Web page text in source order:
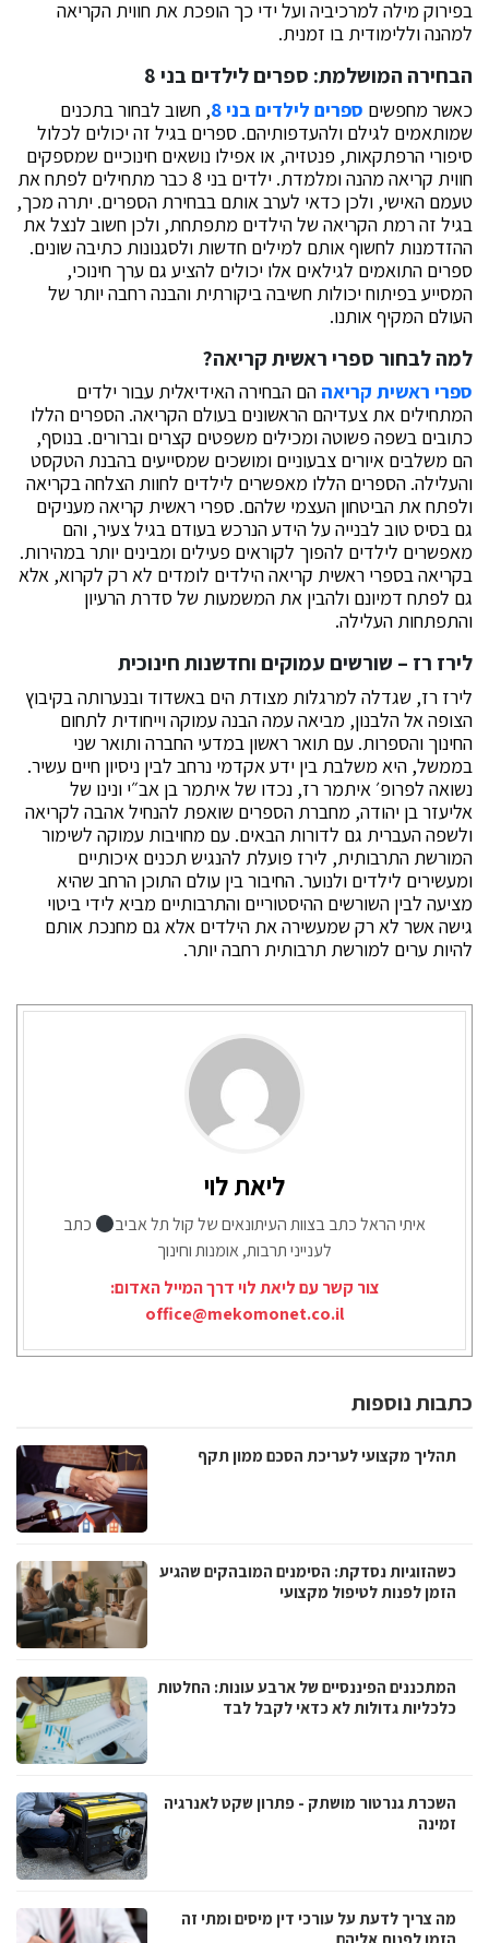
בפירוק מילה למרכיביה ועל ידי כך הופכת את חווית הקריאה
למהנה וללימודית בו זמנית.
הבחירה המושלמת: ספרים לילדים בני 8
כאשר מחפשים ספרים לילדים בני 8
, חשוב לבחור בתכנים
שמותאמים לגילם ולהעדפותיהם. ספרים בגיל זה יכולים לכלול
סיפורי הרפתקאות, פנטזיה, או אפילו נושאים חינוכיים שמספקים
חווית קריאה מהנה ומלמדת. ילדים בני 8 כבר מתחילים לפתח את
טעמם האישי, ולכן כדאי לערב אותם בבחירת הספרים. יתרה מכך,
בגיל זה רמת הקריאה של הילדים מתפתחת, ולכן חשוב לנצל את
ההזדמנות לחשוף אותם למילים חדשות ולסגנונות כתיבה שונים.
ספרים התואמים לגילאים אלו יכולים להציע גם ערך חינוכי,
המסייע בפיתוח יכולות חשיבה ביקורתית והבנה רחבה יותר של
העולם המקיף אותנו.
למה לבחור ספרי ראשית קריאה?
ספרי ראשית קריאה הם הבחירה האידיאלית עבור ילדים
המתחילים את צעדיהם הראשונים בעולם הקריאה. הספרים הללו
כתובים בשפה פשוטה ומכילים משפטים קצרים וברורים. בנוסף,
הם משלבים איורים צבעוניים ומושכים שמסייעים בהבנת הטקסט
והעלילה. הספרים הללו מאפשרים לילדים לחוות הצלחה בקריאה
ולפתח את הביטחון העצמי שלהם. ספרי ראשית קריאה מעניקים
גם בסיס טוב לבנייה על הידע הנרכש בעודם בגיל צעיר, והם
מאפשרים לילדים להפוך לקוראים פעילים ומבינים יותר במהירות.
בקריאה בספרי ראשית קריאה הילדים לומדים לא רק לקרוא, אלא
גם לפתח דמיונם ולהבין את המשמעות של סדרת הרעיון
והתפתחות העלילה.
לירז רז – שורשים עמוקים וחדשנות חינוכית
לירז רז, שגדלה למרגלות מצודת הים באשדוד ובנערותה בקיבוץ
הצופה אל הלבנון, מביאה עמה הבנה עמוקה וייחודית לתחום
החינוך והספרות. עם תואר ראשון במדעי החברה ותואר שני
בממשל, היא משלבת בין ידע אקדמי נרחב לבין ניסיון חיים עשיר.
נשואה לפרופ׳ איתמר רז, נכדו של איתמר בן אב״י ונינו של
אליעזר בן יהודה, מחברת הספרים שואפת להנחיל אהבה לקריאה
ולשפה העברית גם לדורות הבאים. עם מחויבות עמוקה לשימור
המורשת התרבותית, לירז פועלת להנגיש תכנים איכותיים
ומעשירים לילדים ולנוער. החיבור בין עולם התוכן הרחב שהיא
מציעה לבין השורשים ההיסטוריים והתרבותיים מביא לידי ביטוי
גישה אשר לא רק שמעשירה את הילדים אלא גם מחנכת אותם
להיות ערים למורשת תרבותית רחבה יותר.
ליאת לוי
איתי הראל כתב בצוות העיתונאים של קול תל אביב
כתב
לענייני תרבות, אומנות וחינוך
צור קשר עם ליאת לוי דרך המייל האדום:
office@mekomonet.co.il
כתבות נוספות
תהליך מקצועי לעריכת הסכם ממון תקף
כשהזוגיות נסדקת: הסימנים המובהקים שהגיע
הזמן לפנות לטיפול מקצועי
המתכננים הפיננסיים של ארבע עונות: החלטות
כלכליות גדולות לא כדאי לקבל לבד
השכרת גנרטור מושתק - פתרון שקט לאנרגיה
זמינה
מה צריך לדעת על עורכי דין מיסים ומתי זה